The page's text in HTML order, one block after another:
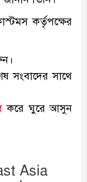
কর্তৃপক্ষের
সংবাদের সাথে
করে ঘুরে আসুন
Asia